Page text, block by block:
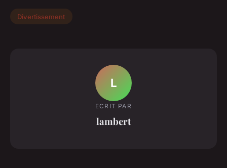
Divertissement
L
ECRIT PAR
lambert